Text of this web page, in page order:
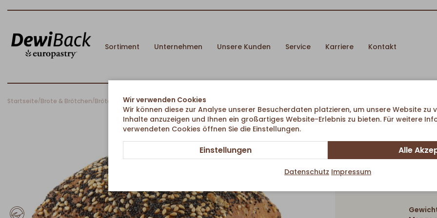
Sortiment Unternehmen Unsere Kunden Service Karriere Kontakt
Startseite/Brote & Brötchen/Brötchen /Mittel-Weltmeisterbrötchen
Wir verwenden Cookies
Wir können diese zur Analyse unserer Besucherdaten platzieren, um unsere Website zu
Inhalte anzuzeigen und Ihnen ein großartiges Website-Erlebnis zu bieten. Für weitere
verwendeten Cookies öffnen Sie die Einstellungen.
Einstellungen Alle
Datenschutz Impressum